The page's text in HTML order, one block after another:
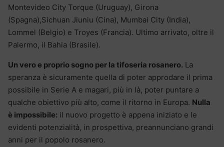
Montevideo City Torque (Uruguay), Girona
(Spagna),Sichuan Jiuniu (Cina), Mumbai City (India),
Lommel (Belgio) e Troyes (Francia). Ultimo arrivato, oltre il
Palermo, il Bahia (Brasile).
Un vero e proprio sogno per la tifoseria rosanero. La
speranza è sicuramente quella di poter approdare il prima
possibile in Serie A e magari, più in là, poter puntare a
qualche obiettivo più alto, come il ritorno in Europa. Nulla
è impossibile: il nuovo progetto è appena iniziato e le
evidenti potenzialità, in prospettiva, preannunciano grandi
anni per il popolo rosanero.